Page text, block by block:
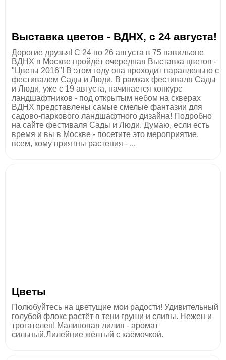
Выставка цветов - ВДНХ, с 24 августа!
Дорогие друзья! С 24 по 26 августа в 75 павильоне
ВДНХ в Москве пройдёт очередная Выставка цветов -
"Цветы 2016"! В этом году она проходит параллельно с
фестивалем Сады и Люди. В рамках фестиваля Сады
и Люди, уже с 19 августа, начинается конкурс
ландшафтников - под открытым небом на скверах
ВДНХ представлены самые смелые фантазии для
садово-паркового ландшафтного дизайна! Подробно
на сайте фестиваля Сады и Люди. Думаю, если есть
время и вы в Москве - посетите это мероприятие,
всем, кому приятны растения - ...
Цветы
Полюбуйтесь на цветущие мои радости! Удивительный
голубой флокс растёт в тени груши и сливы. Нежен и
трогателен! Малиновая лилия - аромат
сильный.Лилейние жёлтый с каёмочкой.